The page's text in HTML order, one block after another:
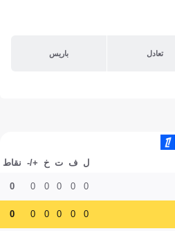
تعادل باريس
ل ف ت خ +/- نقاط
0
0
0
0
0
0
0
0
0
0
0
0